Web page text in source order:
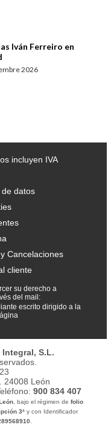
Iván Ferreiro en
2026
incluyen IVA
datos
Cancelaciones
cliente
su derecho a
del mail:
escrito dirigido a la
S.L.
24008 León
900 834 407
, bajo el régimen de folio
3ª y con Identificador
.